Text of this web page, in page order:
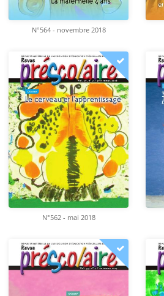
N°564 - novembre 2018
N°562 - mai 2018